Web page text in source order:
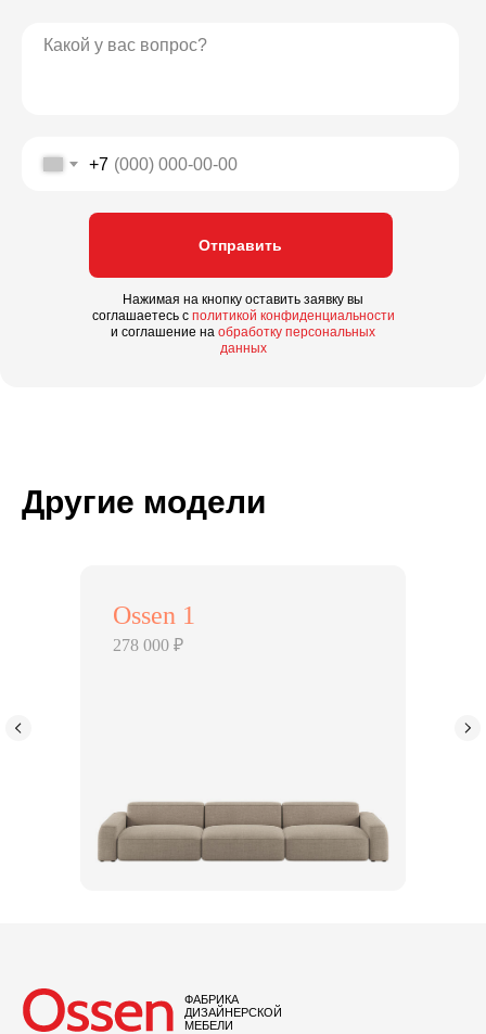
+7
Отправить
Нажимая на кнопку оставить заявку вы
соглашаетесь с политикой конфиденциальности
и соглашение на обработку персональных
данных
Другие модели
278 000 ₽
Ossen 1
ФАБРИКА
ДИЗАЙНЕРСКОЙ
МЕБЕЛИ